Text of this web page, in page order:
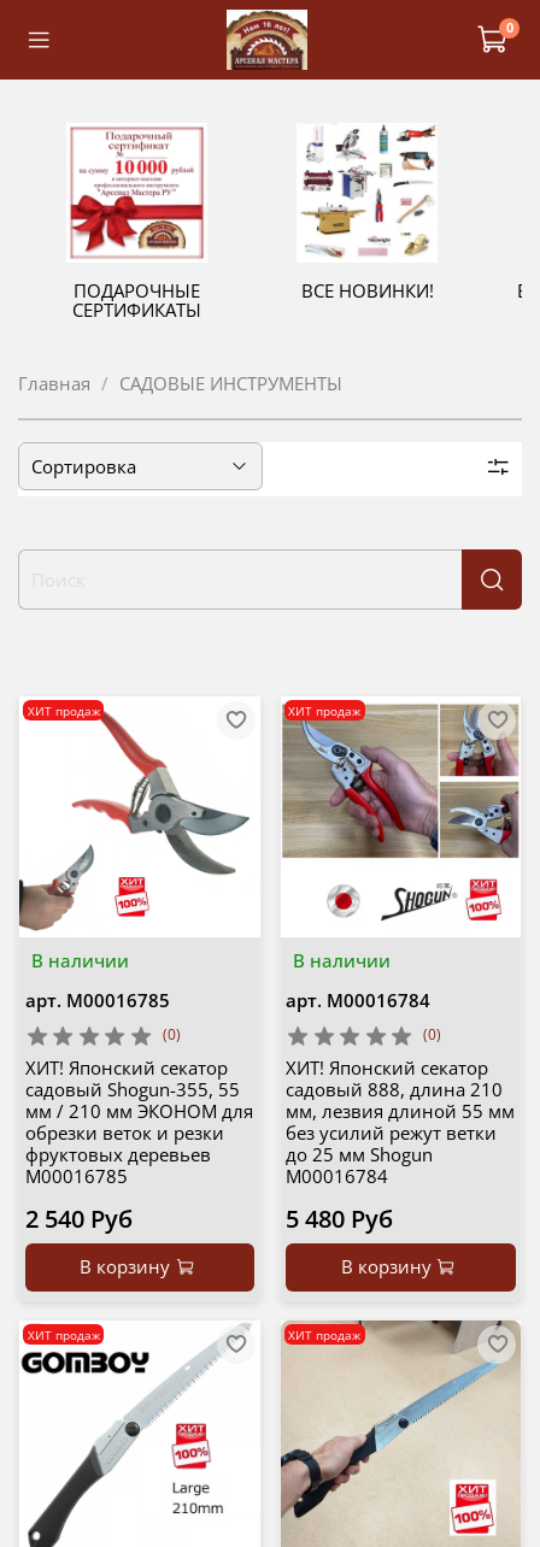
0
ПОДАРОЧНЫЕ
СЕРТИФИКАТЫ
ВСЕ НОВИНКИ!
Главная САДОВЫЕ ИНСТРУМЕНТЫ
В наличии
ХИТ продаж
арт. М00016785
(0)
ХИТ! Японский секатор
садовый Shogun-355, 55
мм / 210 мм ЭКОНОМ для
обрезки веток и резки
фруктовых деревьев
М00016785
2 540 Руб
В корзину
В наличии
ХИТ продаж
арт. М00016784
(0)
ХИТ! Японский секатор
садовый 888, длина 210
мм, лезвия длиной 55 мм
без усилий режут ветки
до 25 мм Shogun
М00016784
5 480 Руб
В корзину
ХИТ продаж ХИТ продаж